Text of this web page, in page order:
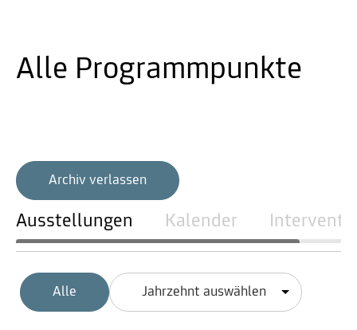
Alle Programm­punkte
Ausstellungen Kalender
Archiv verlassen
Alle Jahrzehnt auswählen